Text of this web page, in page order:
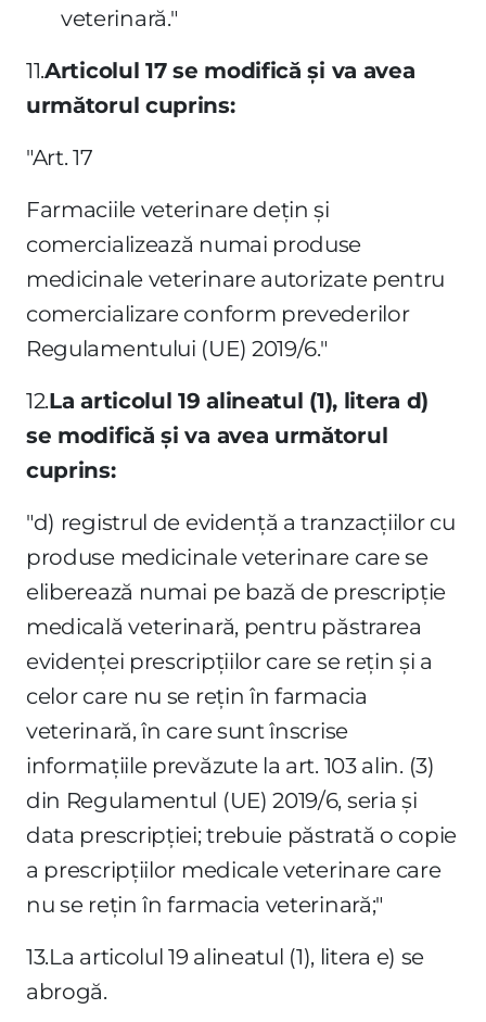
veterinară."
11.Articolul 17 se modifică şi va avea
următorul cuprins:
"Art. 17
Farmaciile veterinare deţin şi
comercializează numai produse
medicinale veterinare autorizate pentru
comercializare conform prevederilor
Regulamentului (UE) 2019/6."
12.La articolul 19 alineatul (1), litera d)
se modifică şi va avea următorul
cuprins:
"d) registrul de evidenţă a tranzacţiilor cu
produse medicinale veterinare care se
eliberează numai pe bază de prescripţie
medicală veterinară, pentru păstrarea
evidenţei prescripţiilor care se reţin şi a
celor care nu se reţin în farmacia
veterinară, în care sunt înscrise
informaţiile prevăzute la art. 103 alin. (3)
din Regulamentul (UE) 2019/6, seria şi
data prescripţiei; trebuie păstrată o copie
a prescripţiilor medicale veterinare care
nu se reţin în farmacia veterinară;"
13.La articolul 19 alineatul (1), litera e) se
abrogă.